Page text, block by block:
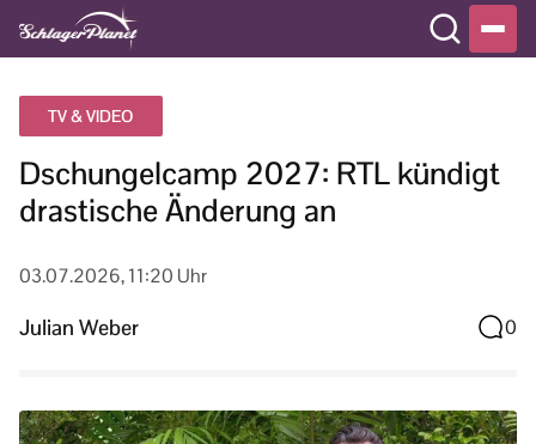
TV & VIDEO
Dschungelcamp 2027: RTL kündigt
drastische Änderung an
03.07.2026, 11:20 Uhr
Julian Weber 0